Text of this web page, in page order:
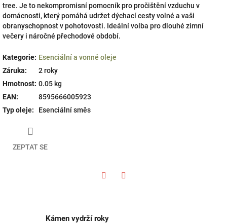
tree. Je to nekompromisní pomocník pro pročištění vzduchu v
domácnosti, který pomáhá udržet dýchací cesty volné a vaši
obranyschopnost v pohotovosti. Ideální volba pro dlouhé zimní
večery i náročné přechodové období.
Kategorie: Esenciální a vonné oleje
Záruka:
2 roky
Hmotnost: 0.05 kg
EAN:
8595666005923
Typ oleje: Esenciální směs
ZEPTAT SE
Kámen vydrží roky